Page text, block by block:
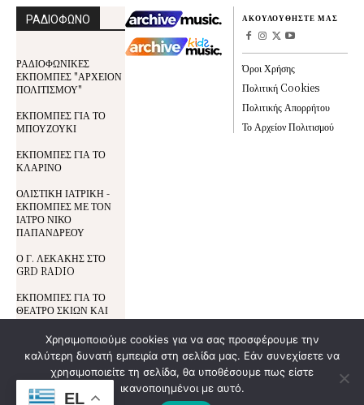
ΡΑΔΙΟΦΩΝΟ
ΡΑΔΙΟΦΩΝΙΚΕΣ
ΕΚΠΟΜΠΕΣ "ΑΡΧΕΙΟΝ
ΠΟΛΙΤΙΣΜΟΥ"
ΕΚΠΟΜΠΕΣ ΓΙΑ ΤΟ
ΜΠΟΥΖΟΥΚΙ
ΕΚΠΟΜΠΕΣ ΓΙΑ ΤΟ
ΚΛΑΡΙΝΟ
ΟΛΙΣΤΙΚΗ ΙΑΤΡΙΚΗ -
ΕΚΠΟΜΠΕΣ ΜΕ ΤΟΝ
ΙΑΤΡΟ ΝΙΚΟ
ΠΑΠΑΝΔΡΕΟΥ
Ο Γ. ΛΕΚΑΚΗΣ ΣΤΟ
GRD RADIO
ΕΚΠΟΜΠΕΣ ΓΙΑ ΤΟ
ΘΕΑΤΡΟ ΣΚΙΩΝ ΚΑΙ
ΤΟΝ ΚΑΡΑΓΚΙΟΖΗ
ΑΚΟΥΛΟΥΘΗΣΤΕ ΜΑΣ
Όροι Χρήσης
Πολιτική Cookies
Πολιτικής Απορρήτου
Το Αρχείον Πολιτισμού
© All Rights Reserved | Development By
DoSmart.gr| Supported By
Wideview
Entertainment
Όροι Χρήσης
Προστασία Δεδομένων
EL
Χρησιμοποιούμε cookies για να σας προσφέρουμε την
καλύτερη δυνατή εμπειρία στη σελίδα μας. Εάν συνεχίσετε να
χρησιμοποιείτε τη σελίδα, θα υποθέσουμε πως είστε
ικανοποιημένοι με αυτό.